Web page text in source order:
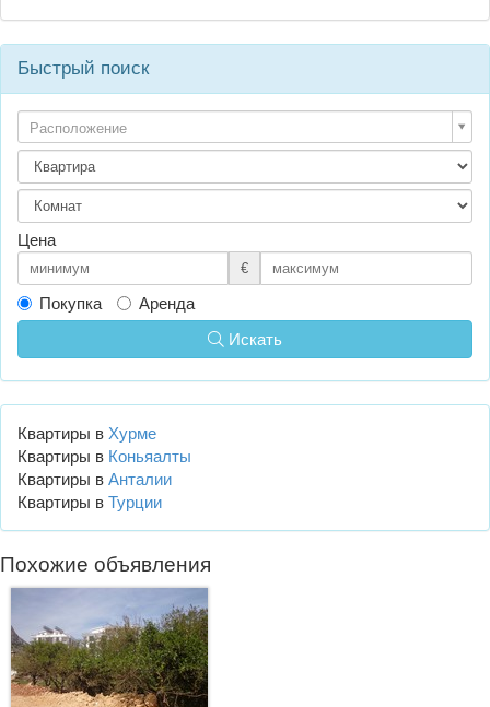
Быстрый поиск
Расположение
Цена
€
Покупка
Аренда
Искать
Квартиры в Хурме
Квартиры в Коньяалты
Квартиры в Анталии
Квартиры в Турции
Похожие объявления